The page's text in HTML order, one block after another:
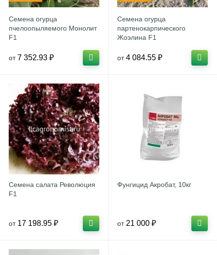
Семена огурца
пчелоопыляемого Монолит
F1
от 7 352.93 ₽
Семена огурца
партенокарпического
Жоэлина F1
от 4 084.55 ₽
Семена салата Революция
F1
от 17 198.95 ₽
Фунгицид Акробат, 10кг
от 21 000 ₽